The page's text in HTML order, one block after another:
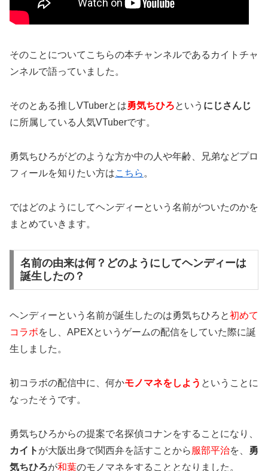
そのことについてこちらの本チャンネルであるカイトチャ
ンネルで語っていました。
そのとある推しVTuberとは勇気ちひろという にじさんじ
に所属している人気VTuberです。
勇気ちひろがどのような方か中の人や年齢、兄弟などプロ
フィールを知りたい方はこちら 。
ではどのようにしてヘンディーという名前がついたのかを
まとめていきます。
名前の由来は何？どのようにしてヘンディーは
誕生したの？
ヘンディーという名前が誕生したのは勇気ちひろと初めて
コラボをし、APEXというゲームの配信をしていた際に誕
生しました。
初コラボの配信中に、何かモノマネをしよう ということに
なったそうです。
勇気ちひろからの提案で名探偵コナンをすることになり、
カイト が大阪出身で関西弁を話すことから 服部平治を、
勇
気ちひろが和葉のモノマネをすることとなりました。